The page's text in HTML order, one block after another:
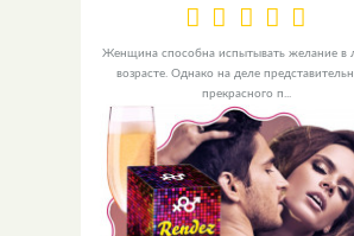
Женщина способна испытывать желание в
возрасте. Однако на деле
прекрасного п...